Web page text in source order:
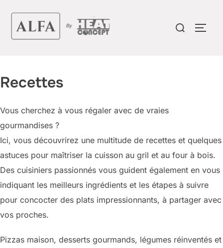
contenu
Rechercher :
Recettes
Vous cherchez à vous régaler avec de vraies
gourmandises ?
Ici, vous découvrirez une multitude de recettes et quelques
astuces pour maîtriser la cuisson au gril et au four à bois.
Des cuisiniers passionnés vous guident également en vous
indiquant les meilleurs ingrédients et les étapes à suivre
pour concocter des plats impressionnants, à partager avec
vos proches.
Pizzas maison, desserts gourmands, légumes réinventés et